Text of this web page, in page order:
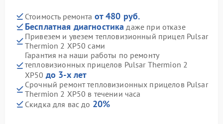
Стоимость ремонта от 480 руб.
Бесплатная диагностика даже при отказе
Привезем и увезем тепловизионный прицел Pulsar
Thermion 2 XP50 сами
Гарантия на наши работы по ремонту
тепловизионных прицелов Pulsar Thermion 2
XP50 до 3-х лет
Срочный ремонт тепловизионных прицелов Pulsar
Thermion 2 XP50 в течении часа
Скидка для вас до 20%